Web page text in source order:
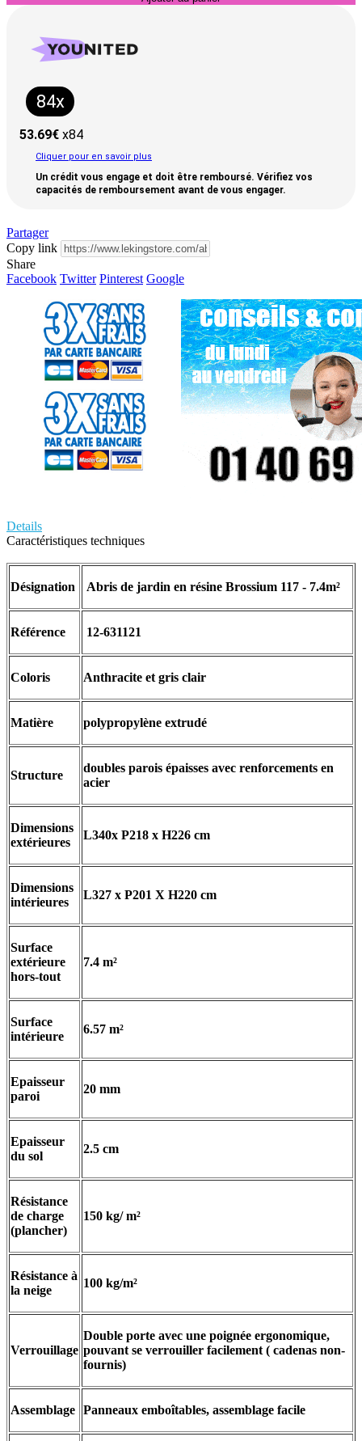
84x
53.69€ x84
Cliquer pour en savoir plus
Un crédit vous engage et doit être remboursé. Vérifiez vos
capacités de remboursement avant de vous engager.
Partager
Copy link
Share
Facebook Twitter Pinterest Google
Details
Caractéristiques techniques
Désignation Abris de jardin en résine Brossium 117 - 7.4m²
Référence 12-631121
Coloris Anthracite et gris clair
Matière polypropylène extrudé
Structure
doubles parois épaisses avec renforcements en
acier
Dimensions
extérieures
L340x P218 x H226 cm
Dimensions
intérieures
L327 x P201 X H220 cm
Surface
extérieure
hors-tout
7.4 m²
Surface
intérieure
6.57 m²
Epaisseur
paroi
20 mm
Epaisseur
du sol
2.5 cm
Résistance
de charge
(plancher)
150 kg/ m²
Résistance à
la neige
100 kg/m²
Verrouillage
Double porte avec une poignée ergonomique,
pouvant se verrouiller facilement ( cadenas non-
fournis)
Assemblage Panneaux emboîtables, assemblage facile